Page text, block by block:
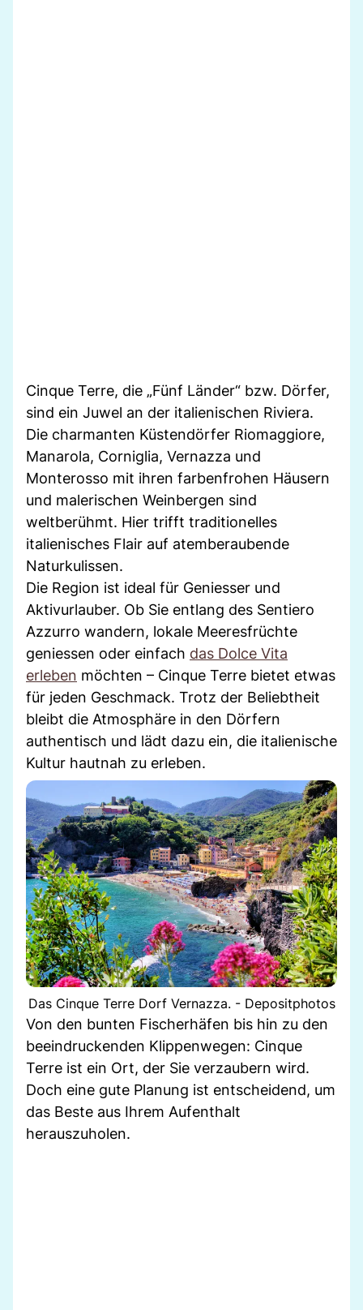
Cinque Terre, die „Fünf Länder“ bzw. Dörfer,
sind ein Juwel an der italienischen Riviera.
Die charmanten Küstendörfer Riomaggiore,
Manarola, Corniglia, Vernazza und
Monterosso mit ihren farbenfrohen Häusern
und malerischen Weinbergen sind
weltberühmt. Hier trifft traditionelles
italienisches Flair auf atemberaubende
Naturkulissen.
Die Region ist ideal für Geniesser und
Aktivurlauber. Ob Sie entlang des Sentiero
Azzurro wandern, lokale Meeresfrüchte
geniessen oder einfach das Dolce Vita
erleben möchten – Cinque Terre bietet etwas
für jeden Geschmack. Trotz der Beliebtheit
bleibt die Atmosphäre in den Dörfern
authentisch und lädt dazu ein, die italienische
Kultur hautnah zu erleben.
Das Cinque Terre Dorf Vernazza. - Depositphotos
Von den bunten Fischerhäfen bis hin zu den
beeindruckenden Klippenwegen: Cinque
Terre ist ein Ort, der Sie verzaubern wird.
Doch eine gute Planung ist entscheidend, um
das Beste aus Ihrem Aufenthalt
herauszuholen.